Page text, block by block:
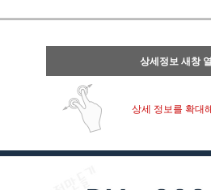
상세정보 새창
상세 정보를 확대